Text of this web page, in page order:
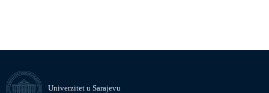
Univerzitet u Sarajevu